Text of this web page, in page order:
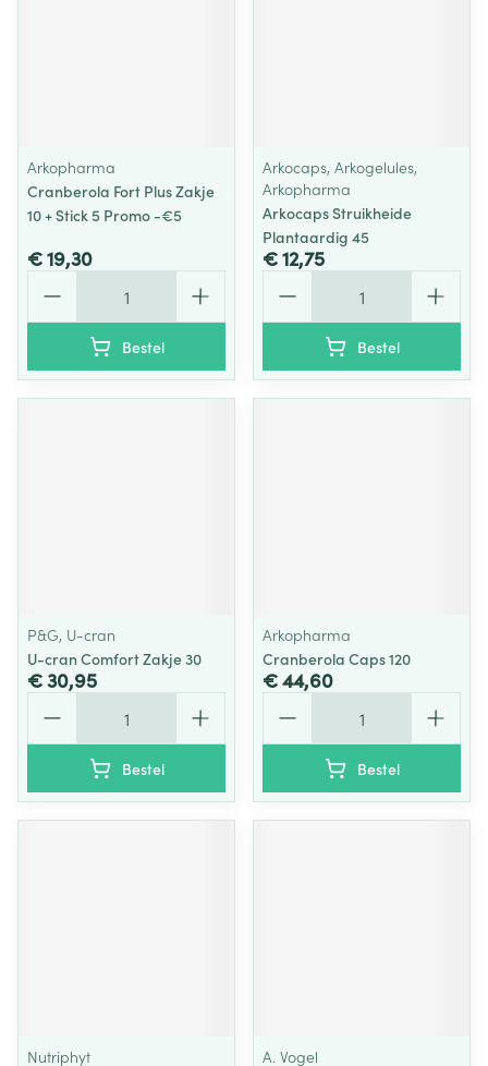
Arkopharma
Cranberola Fort Plus Zakje
10 + Stick 5 Promo -€5
€ 19,30
Bestel
Arkocaps, Arkogelules,
Arkopharma
Arkocaps Struikheide
Plantaardig 45
€ 12,75
Bestel
P&G, U-cran
U-cran Comfort Zakje 30
€ 30,95
Bestel
Arkopharma
Cranberola Caps 120
€ 44,60
Bestel
Nutriphyt
A. Vogel